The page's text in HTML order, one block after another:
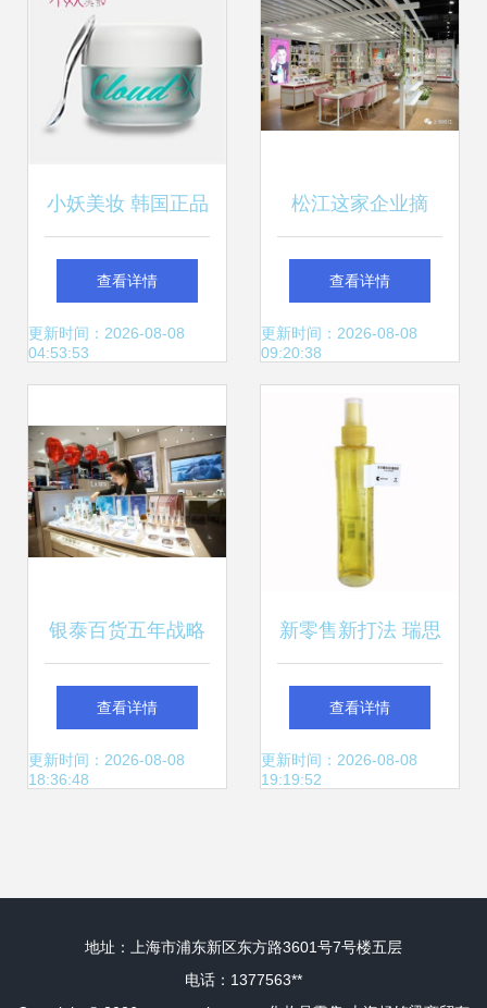
小妖美妆 韩国正品
护肤品批发零售的
优选平台
查看详情
更新时间：2026-08-08
04:53:53
松江这家企业摘
得“美妆界奥斯
卡”奖项！它家的产
品你一定买过
查看详情
更新时间：2026-08-08
09:20:38
银泰百货五年战略
首个双11 美妆主场
悄然生变
查看详情
更新时间：2026-08-08
18:36:48
新零售新打法 瑞思
创第三季度新品发
布引领化妆品零售
查看详情
更新时间：2026-08-08
19:19:52
地址：上海市浦东新区东方路3601号7号楼五层
电话：1377563**